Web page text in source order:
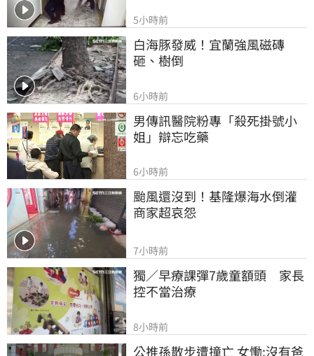
5小時前
白海豚發威！宜蘭強風磁磚
砸、樹倒
6小時前
男傳訊醫院粉專「殺死掛號小
姐」辯忘吃藥
6小時前
颱風還沒到！基隆爆海水倒灌
商家超哀怨
7小時前
獨／早療課彈7歲童額頭　家長
控不當治療
8小時前
公推孫散步遭撞亡 女慟:沒有爸